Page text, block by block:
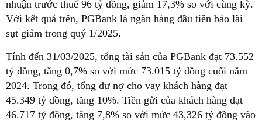
nhuận trước thuế 96 tỷ đồng, giảm 17,3% so với cùng kỳ.
Với kết quả trên, PGBank là ngân hàng đầu tiên báo lãi
sụt giảm trong quý 1/2025.
Tính đến 31/03/2025, tổng tài sản của PGBank đạt 73.552
tỷ đồng, tăng 0,7% so với mức 73.015 tỷ đồng cuối năm
2024. Trong đó, tổng dư nợ cho vay khách hàng đạt
45.349 tỷ đồng, tăng 10%. Tiền gửi của khách hàng đạt
46.717 tỷ đồng, tăng 7,8% so với mức 43,326 tỷ đồng vào